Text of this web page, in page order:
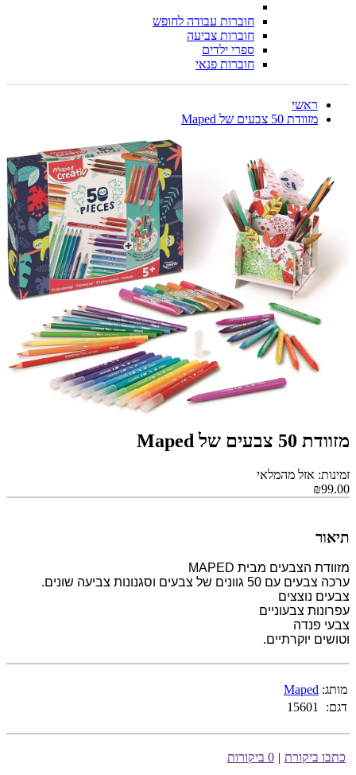
חוברות עבודה לחופש
חוברות צביעה
ספרי ילדים
חוברות פנאי
ראשי
מזוודת 50 צבעים של Maped
מזוודת 50 צבעים של Maped
זמינות: אזל מהמלאי
₪99.00
תיאור
מזוודת הצבעים מבית MAPED
ערכה צבעים עם 50 גוונים של צבעים וסגנונות צביעה שונים.
צבעים נוצצים
עפרונות צבעוניים
צבעי פנדה
וטושים יוקרתיים.
מותג: Maped
דגם:
15601
כתבו ביקורת | 0 ביקורות